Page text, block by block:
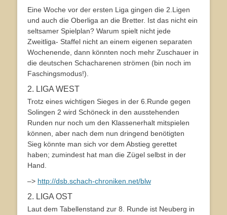
Eine Woche vor der ersten Liga gingen die 2.Ligen
und auch die Oberliga an die Bretter. Ist das nicht ein
seltsamer Spielplan? Warum spielt nicht jede
Zweitliga- Staffel nicht an einem eigenen separaten
Wochenende, dann könnten noch mehr Zuschauer in
die deutschen Schacharenen strömen (bin noch im
Faschingsmodus!).
2. LIGA WEST
Trotz eines wichtigen Sieges in der 6.Runde gegen
Solingen 2 wird Schöneck in den ausstehenden
Runden nur noch um den Klassenerhalt mitspielen
können, aber nach dem nun dringend benötigten
Sieg könnte man sich vor dem Abstieg gerettet
haben; zumindest hat man die Zügel selbst in der
Hand.
–> http://dsb.schach-chroniken.net/blw
2. LIGA OST
Laut dem Tabellenstand zur 8. Runde ist Neuberg in